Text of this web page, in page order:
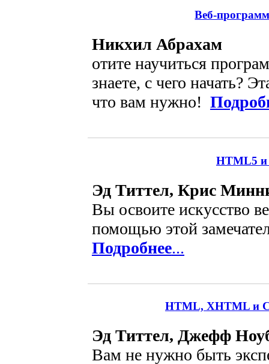
Веб-
Никхил Абрахам
отите научиться
знаете, с чего начать?
что вам нужно!
HTML5 и
Эд Титтел, Крис
Вы освоите искусство
помощью этой
Подробнее...
HTML, XHTML и
Эд Титтел, Джефф
Вам не нужно быть